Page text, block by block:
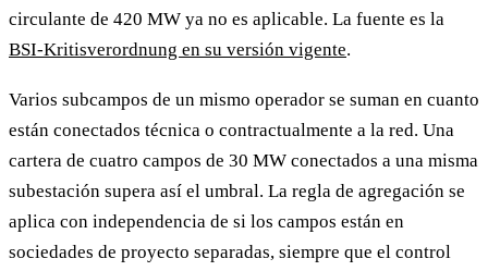
circulante de 420 MW ya no es aplicable. La fuente es la
BSI-Kritisverordnung en su versión vigente.
Varios subcampos de un mismo operador se suman en cuanto
están conectados técnica o contractualmente a la red. Una
cartera de cuatro campos de 30 MW conectados a una misma
subestación supera así el umbral. La regla de agregación se
aplica con independencia de si los campos están en
sociedades de proyecto separadas, siempre que el control